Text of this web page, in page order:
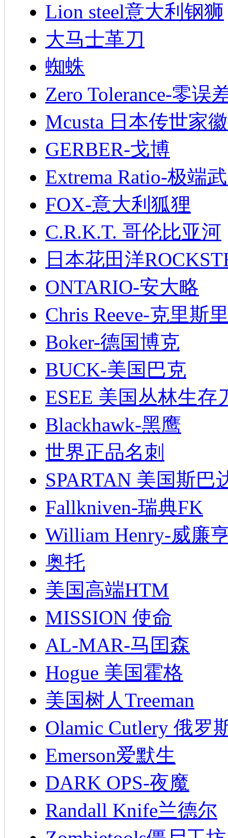
Lion steel意大利钢狮
大马士革刀
蜘蛛
Zero Tolerance-零误
Mcusta 日本传世家徽
GERBER-戈博
Extrema Ratio-极端
FOX-意大利狐狸
C.R.K.T. 哥伦比亚河
日本花田洋
ONTARIO-安大略
Chris Reeve-克里斯
Boker-德国博克
BUCK-美国巴克
ESEE 美国丛林生存
Blackhawk-黑鹰
世界正品名刺
SPARTAN 美国斯巴
Fallkniven-瑞典FK
William Henry-威廉
奥托
美国高端HTM
MISSION 使命
AL-MAR-马囯森
Hogue 美国霍格
美国树人Treeman
Olamic Cutlery 俄罗
Emerson爱默生
DARK OPS-夜魔
Randall Knife兰德尔